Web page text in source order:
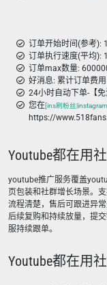
订单开始时间(参考):
订单执行速度(平均):
订单max数量:
好消息: 累计订单费
24小时自动下单-【免
您在[ins刷粉丝
https://
Youtube都在用
youtube推广服务覆盖
页包装和社群增长场景。
流程清楚，售后可跟进异
后续复购和持续放量，提
服持续跟单。
Youtube都在用